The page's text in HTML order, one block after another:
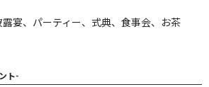
露宴、パーティー、式典、食事会、お茶
ト-